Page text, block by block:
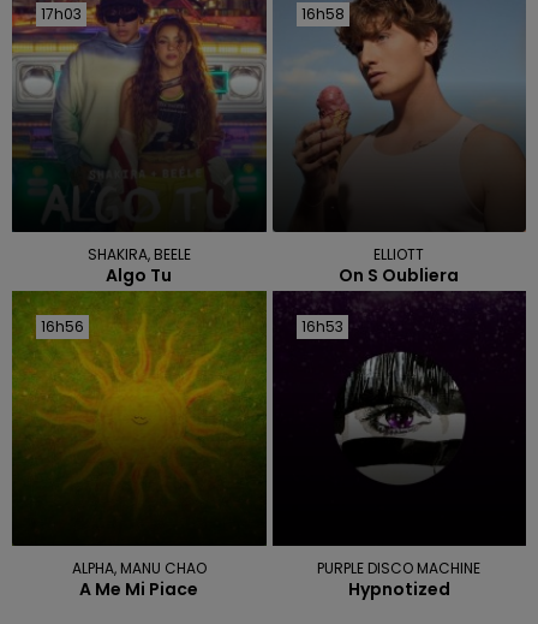
17h03
17h03
SHAKIRA, BEELE
Algo Tu
16h58
16h58
ELLIOTT
On S Oubliera
16h56
16h56
ALPHA, MANU CHAO
A Me Mi Piace
16h53
16h53
PURPLE DISCO MACHINE
Hypnotized